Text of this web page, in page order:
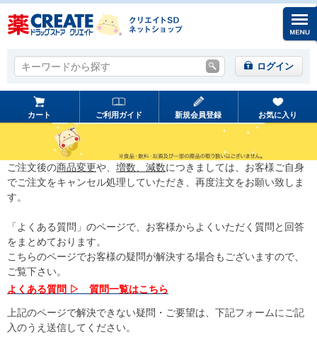
キーワードから探す
キーワードから探す ログイン
カート ご利用ガイド 新規会員登録 お気に入り
ご注文後の商品変更や、 増数、減数につきましては、お客様ご自身
でご注文をキャンセル処理していただき、再度注文をお願い致しま
す。
「よくある質問」のページで、お客様からよくいただく質問と回答
をまとめております。
こちらのページでお客様の疑問が解決する場合もございますので、
ご覧下さい。
よくある質問 ▷ 質問一覧はこちら
上記のページで解決できない疑問・ご要望は、下記フォームにご記
入のうえ送信してください。